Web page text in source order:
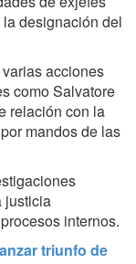
designación del
acciones
como Salvatore
relación con la
mandos de las
justicia
internos.
triunfo de